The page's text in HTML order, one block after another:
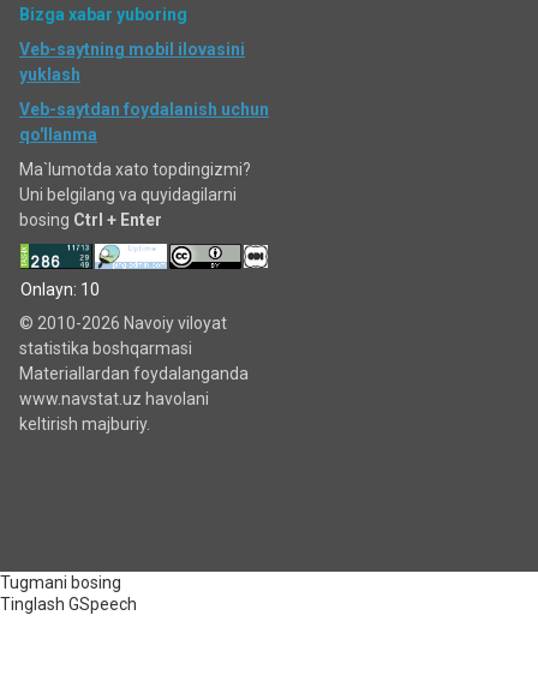
Bizga xabar yuboring
Veb-saytning mobil ilovasini
yuklash
Veb-saytdan foydalanish uchun
qo'llanma
Ma`lumotda xato topdingizmi?
Uni belgilang va quyidagilarni
bosing Ctrl + Enter
Onlayn: 10
© 2010-2026 Navoiy viloyat
statistika boshqarmasi
Materiallardan foydalanganda
www.navstat.uz havolani
keltirish majburiy.
Tugmani bosing
Tinglash GSpeech